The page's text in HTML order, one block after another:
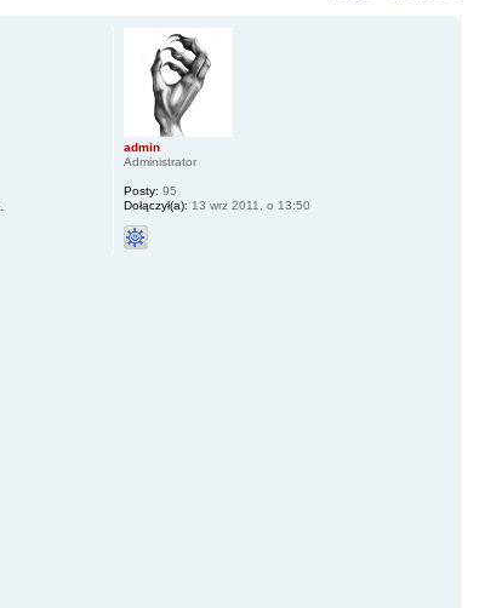
admin
Administrator
Posty: 95
Dołączył(a): 13 wrz 2011, o 13:50